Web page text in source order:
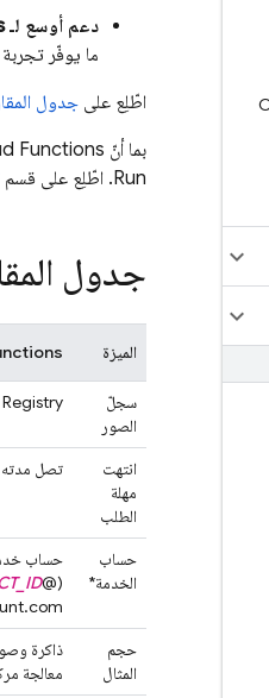
دعم أوسع لـ CloudEvents
ما يوفّر
اطّلِع على جدول
بما أنّ Functions
Run. اطّلِع على قسم
جدول
الميزة
سجلّ
الصور
انتهت
مهلة
الطلب
تصل مدته إلى 9
حساب
الخدمة*
(
@
حجم
المثال
معالجة